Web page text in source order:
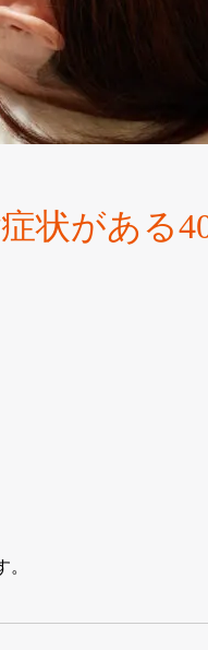
状がある